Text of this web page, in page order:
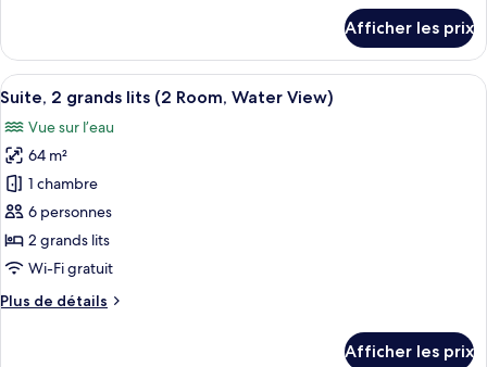
très
grand
lit
(Water
View)
Suite
studio,
1
grand
lit
(Water
View)
Afficher les prix
Afficher
toutes
les
photos
pour
ce
type
de
chambre :
Suite,
Une chambre d’hôtel avec deux lits,
8
Suite, 2 grands lits (2 Room, Water View)
Vue sur l’eau
64 m²
1 chambre
6 personnes
2 grands lits
Wi-Fi gratuit
Plus de détails
Plus
Afficher les prix